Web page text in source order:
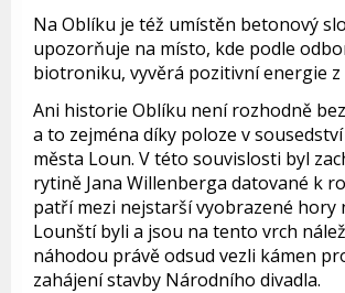
Na Oblíku je též umístěn betonový
upozorňuje na místo, kde podle
biotroniku, vyvěrá pozitivní energie z
Ani historie Oblíku není rozhodně
a to zejména díky poloze v
města Loun. V této souvislosti byl
rytině Jana Willenberga datované k
patří mezi nejstarší vyobrazené hory
Lounští byli a jsou na tento vrch
náhodou právě odsud vezli kámen
zahájení stavby Národního divadla.